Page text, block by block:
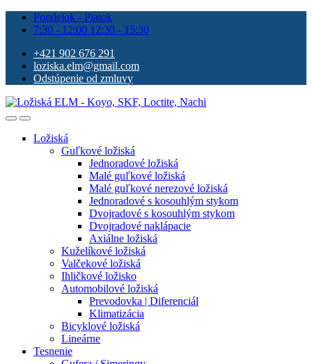
Pondelok - Piatok
7:30 - 12:00 12:30 - 15:30
+421 902 676 291
loziska.elm@gmail.com
Odstúpenie od zmluvy
Ložiská
Guľkové ložiská
Jednoradové ložiská
Malé guľkové ložiská
Malé guľkové nerezové ložiská
Jednoradové s kosouhlým stykom
Dvojradové s kosouhlým stykom
Dvojradové naklápacie
Axiálne ložiská
Kuželíkové ložiská
Valčekové ložiská
Ihličkové ložisko
Automobilové ložiská
Prevodovka | Diferenciál
Klimatizácia
Bicyklové ložiská
Lineárne
Tesnenie